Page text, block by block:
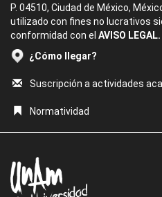
P. 04510, Ciudad de México,
utilizado con fines no lucrativos
conformidad con el AVISO LEGAL.
¿Cómo llegar?
Suscripción a actividades
Normatividad